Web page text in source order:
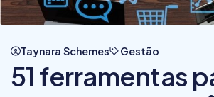
Taynara Schemes Gestão
51 ferramentas